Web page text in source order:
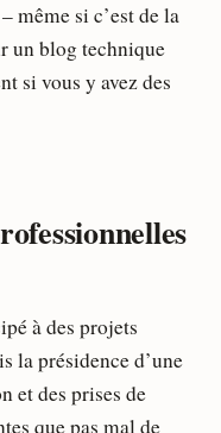
même si c’est de la
un blog technique
si vous y avez des
à des projets
la présidence d’une
et des prises de
que pas mal de